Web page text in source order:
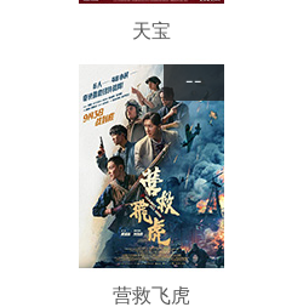
天宝
--
营救飞虎